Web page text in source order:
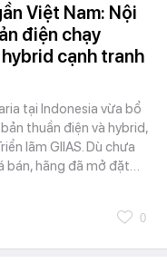
Việt Nam: Nội
điện chạy
cạnh tranh
tại Indonesia vừa bổ
thuần điện và hybrid,
lãm GIIAS. Dù chưa
bán, hãng đã mở đặt…
0